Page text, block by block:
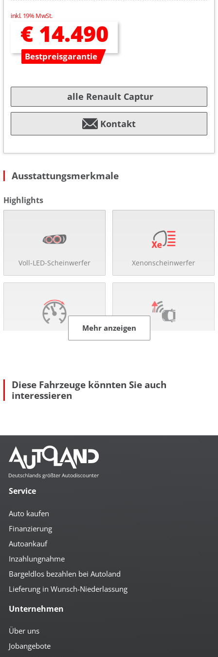
inkl. 19% MwSt.
€ 14.490
Bestpreisgarantie
alle Renault Captur
Kontakt
Ausstattungsmerkmale
Highlights
Voll-LED-Scheinwerfer Xenonscheinwerfer
Verkehrszeich-Erkennung
Komfort
4x el. Fensterheber
Ablagenpaket
Anfahrassistent
autom. abblendender Innenspiegel
Bordcomputer
höhenverst. Fahrersitz
höhenverst. Lenkrad
Lederlenkrad
Lenkradfernbedienung
Mittelarmlehne vorn
Multifunktionslenkrad
Notbremsassistent
Regensensor
Scheinwerferreinigung
Tempomat
verstellbare Rücksitzbank
Mehr anzeigen
Diese Fahrzeuge könnten Sie auch
interessieren
Service
Auto kaufen
Finanzierung
Autoankauf
Inzahlungnahme
Bargeldlos bezahlen bei Autoland
Lieferung in Wunsch-Niederlassung
Unternehmen
Über uns
Jobangebote